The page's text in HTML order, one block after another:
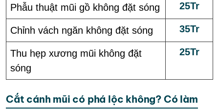
Phẫu thuật mũi gồ không đặt sóng 25Tr
Chỉnh vách ngăn không đặt sóng 35Tr
Thu hẹp xương mũi không đặt
sóng
25Tr
Cắt cánh mũi có phá lộc không? Có làm